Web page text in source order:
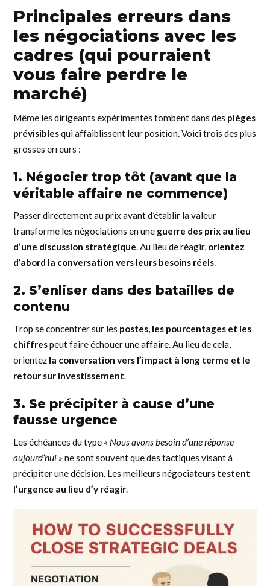
Principales erreurs dans
les négociations avec les
cadres (qui pourraient
vous faire perdre le
marché)
Même les dirigeants expérimentés tombent dans des pièges
prévisiblesqui affaiblissent leur position. Voici trois des plus
grosses erreurs :
1. Négocier trop tôt (avant que la
véritable affaire ne commence)
Passer directement au prix avant d’établir la valeur
transforme les négociations en une guerre des prix au lieu
d’une discussion stratégique. Au lieu de réagir, orientez
d’abord la conversation vers leurs besoins réels.
2. S’enliser dans des batailles de
contenu
Trop se concentrer sur les postes, les pourcentages et les
chiffrespeut faire échouer une affaire. Au lieu de cela,
orientez la conversation vers l’impact à long terme et le
retour sur investissement.
3. Se précipiter à cause d’une
fausse urgence
Les échéances du type « Nous avons besoin d’une réponse
aujourd’hui » ne sont souvent que des tactiques visant à
précipiter une décision. Les meilleurs négociateurs testent
l’urgence au lieu d’y réagir.